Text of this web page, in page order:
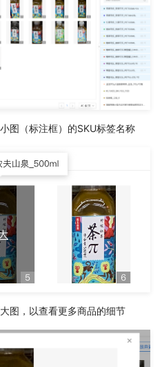
图（标注框）的SKU标签名称
图，以查看更多商品的细节